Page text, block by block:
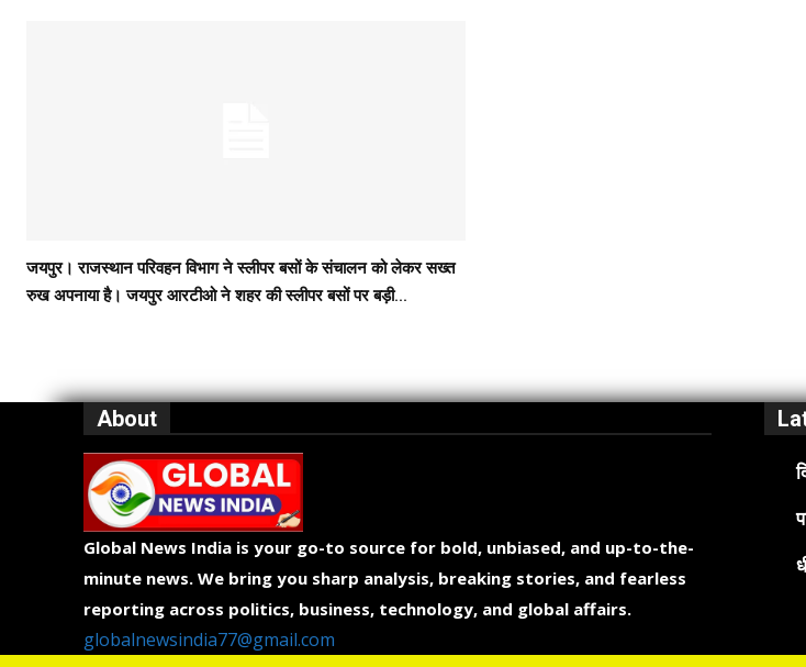
जयपुर। राजस्थान परिवहन विभाग ने स्लीपर बसों के संचालन को लेकर सख्त
रुख अपनाया है। जयपुर आरटीओ ने शहर की स्लीपर बसों पर बड़ी...
About
Global News India is your go-to source for bold, unbiased, and up-to-the-
minute news. We bring you sharp analysis, breaking stories, and fearless
reporting across politics, business, technology, and global affairs.
globalnewsindia77@gmail.com